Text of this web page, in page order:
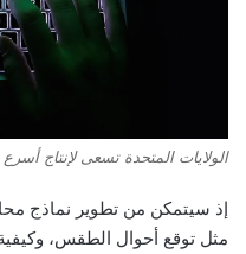
الولايات المتحدة تسعى لإنتاج
إذ سيتمكن من تطوير نماذج
مثل توقع أحوال الطقس،